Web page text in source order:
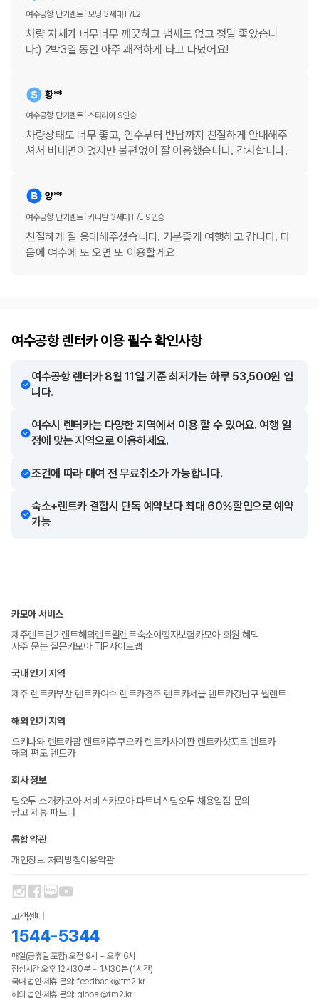
여수공항 단기렌트 모닝 3세대 F/L2
차량 자체가 너무너무 깨끗하고 냄새도 없고 정말 좋았습니
다:) 2박3일 동안 아주 쾌적하게 타고 다녔어요!
황**
여수공항 단기렌트 스타리아 9인승
차량상태도 너무 좋고, 인수부터 반납까지 친절하게 안내해주
셔서 비대면이었지만 불편없이 잘 이용했습니다. 감사합니다.
양**
여수공항 단기렌트 카니발 3세대 F/L 9인승
친절하게 잘 응대해주셨습니다. 기분좋게 여행하고 갑니다. 다
음에 여수에 또 오면 또 이용할게요
여수공항 렌터카 이용 필수 확인사항
여수공항 렌터카 8월 11일 기준 최저가는 하루 53,500원 입
니다.
여수시 렌터카는 다양한 지역에서 이용 할 수 있어요. 여행 일
정에 맞는 지역으로 이용하세요.
조건에 따라 대여 전 무료취소가 가능합니다.
숙소+렌트카 결합시 단독 예약보다 최대 60%할인으로 예약
가능
카모아 서비스
제주렌트단기렌트해외렌트월렌트숙소여행자보험카모아 회원 혜택
자주 묻는 질문카모아 TIP사이트맵
국내 인기 지역
제주 렌트카부산 렌트카여수 렌트카경주 렌트카서울 렌트카강남구 월렌트
해외 인기 지역
오키나와 렌트카괌 렌트카후쿠오카 렌트카사이판 렌트카삿포로 렌트카
해외 편도 렌트카
회사 정보
팀오투 소개카모아 서비스카모아 파트너스팀오투 채용입점 문의
광고 제휴 파트너
통합 약관
개인정보 처리방침이용약관
고객센터
1544-5344
매일(공휴일 포함) 오전 9시 ~ 오후 6시
점심시간 오후 12시30분 ~ 1시30분 (1시간)
국내 법인·제휴 문의: feedback@tm2.kr
해외 법인·제휴 문의: global@tm2.kr